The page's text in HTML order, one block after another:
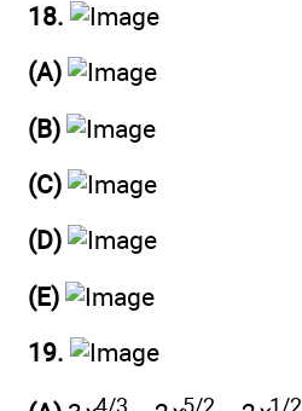
18.
(A)
(B)
(C)
(D)
(E)
19.
4/3 5/2 1/2